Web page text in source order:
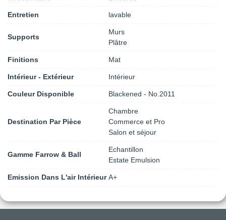
Entretien lavable
Supports
Murs
Plâtre
Finitions Mat
Intérieur - Extérieur Intérieur
Couleur Disponible Blackened - No.2011
Destination Par Pièce
Chambre
Commerce et Pro
Salon et séjour
Gamme Farrow & Ball
Echantillon
Estate Emulsion
Emission Dans L'air Intérieur A+